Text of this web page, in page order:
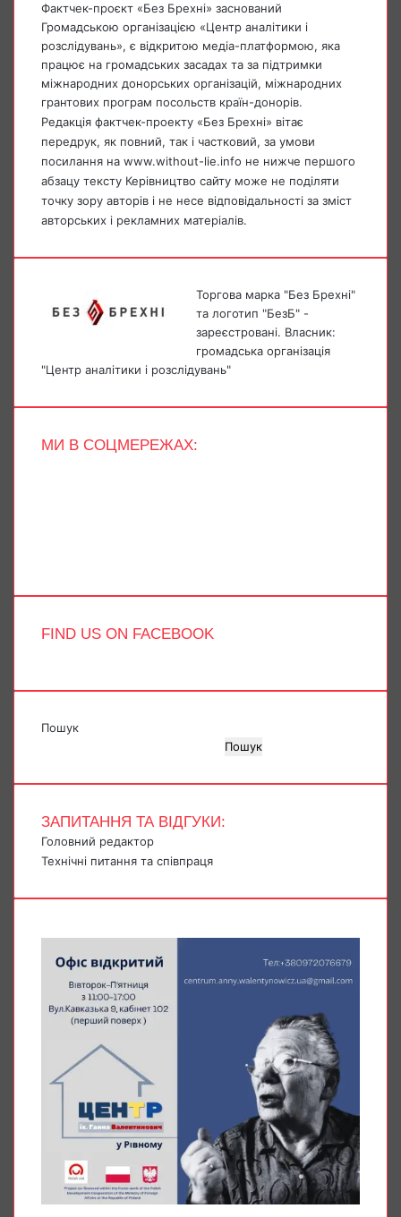
Фактчек-проєкт «Без Брехні» заснований
Громадською організацією «Центр аналітики і
розслідувань», є відкритою медіа-платформою, яка
працює на громадських засадах та за підтримки
міжнародних донорських організацій, міжнародних
грантових програм посольств країн-донорів.
Редакція фактчек-проекту «Без Брехні» вітає
передрук, як повний, так і частковий, за умови
посилання на www.without-lie.info не нижче першого
абзацу тексту Керівництво сайту може не поділяти
точку зору авторів і не несе відповідальності за зміст
авторських і рекламних матеріалів.
Торгова марка "Без Брехні"
та логотип "БезБ" -
зареєстровані. Власник:
громадська організація
"Центр аналітики і розслідувань"
МИ В СОЦМЕРЕЖАХ:
FIND US ON FACEBOOK
Пошук
Пошук
ЗАПИТАННЯ ТА ВІДГУКИ:
Головний редактор
Технічні питання та співпраця